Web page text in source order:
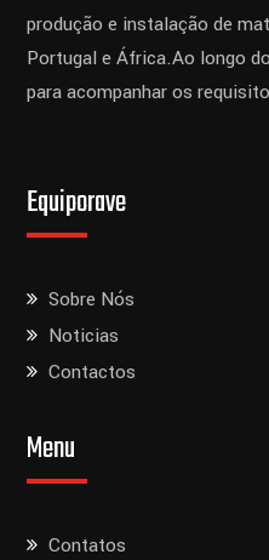
produção e instalação de
Portugal e África.Ao longo
para acompanhar os
Equiporave
Sobre Nós
Noticias
Contactos
Menu
Contatos